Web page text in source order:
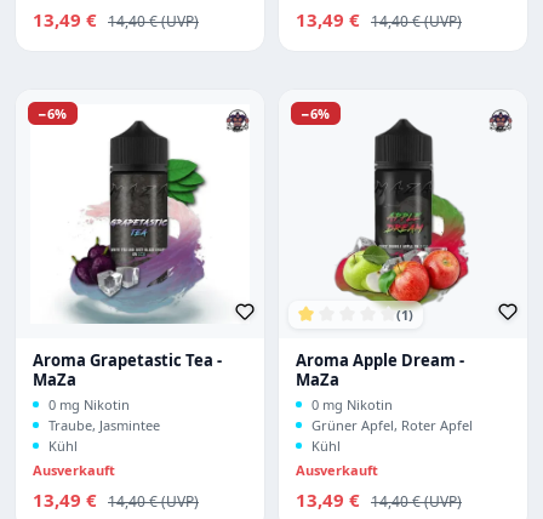
Verkaufspreis:
13,49 € Regulärer Preis:
14,40 € Verkaufspreis:
13,49 € Regulärer Preis:
14,40 €
Rabatt
−6%
Aroma Grapetastic Tea -
MaZa
0 mg Nikotin
Traube, Jasmintee
Kühl
Ausverkauft
Verkaufspreis:
13,49 € Regulärer Preis:
14,40 €
Rabatt
−6%
(1)
Aroma Apple Dream -
MaZa
0 mg Nikotin
Grüner Apfel, Roter Apfel
Kühl
Ausverkauft
Verkaufspreis:
13,49 € Regulärer Preis:
14,40 €